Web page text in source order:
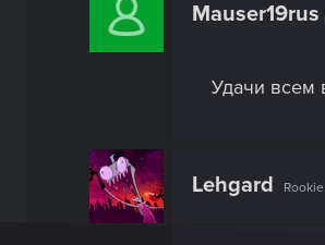
Mauser19rus
Удачи всем
Lehgard Rookie